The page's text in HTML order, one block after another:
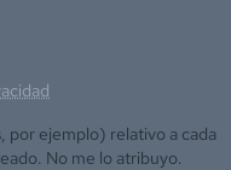
por ejemplo) relativo a cada
No me lo atribuyo.